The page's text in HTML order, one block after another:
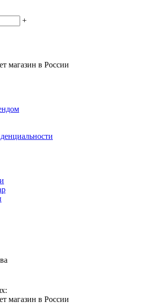
+
магазин в России
магазин в России